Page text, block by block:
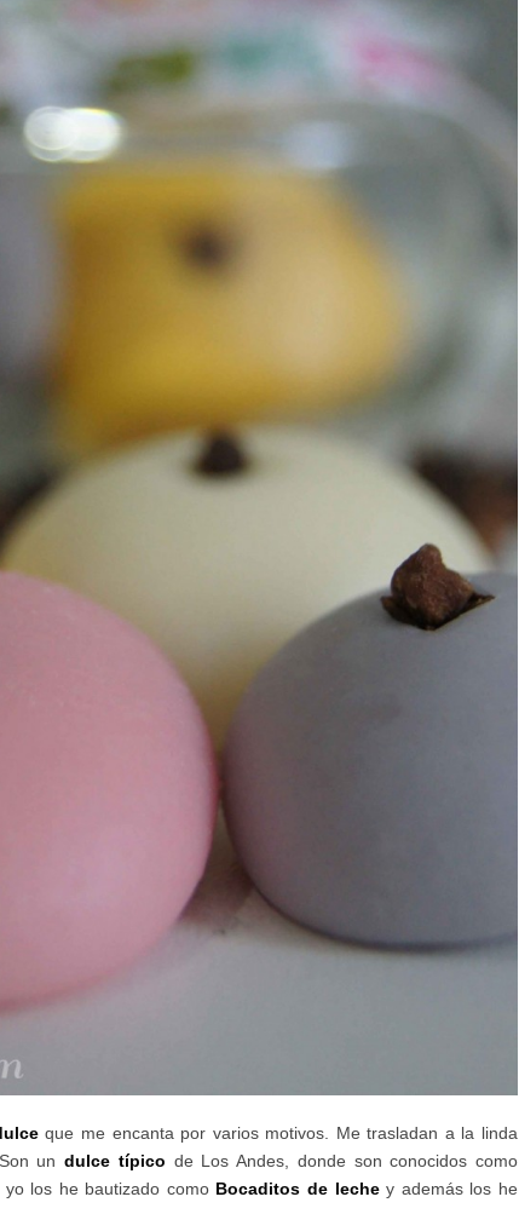
que me encanta por varios motivos. Me trasladan a la linda
Son undulce típico de Los Andes, donde son conocidos como
los he bautizado como Bocaditos de lechey además los he